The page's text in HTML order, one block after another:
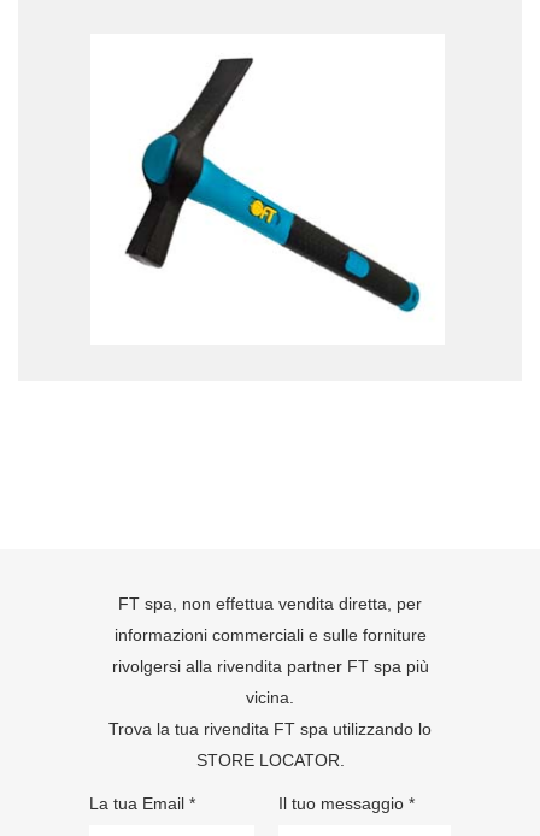
FT spa, non effettua vendita diretta, per
informazioni commerciali e sulle forniture
rivolgersi alla rivendita partner FT spa più
vicina.
Trova la tua rivendita FT spa utilizzando lo
STORE LOCATOR.
La tua Email * Il tuo messaggio *